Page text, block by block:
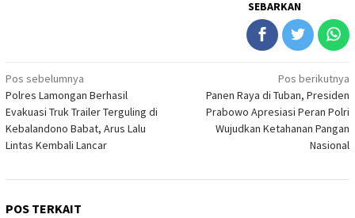
SEBARKAN
Navigasi
pos
Pos sebelumnya
Polres Lamongan Berhasil
Evakuasi Truk Trailer Terguling di
Kebalandono Babat, Arus Lalu
Lintas Kembali Lancar
Pos berikutnya
Panen Raya di Tuban, Presiden
Prabowo Apresiasi Peran Polri
Wujudkan Ketahanan Pangan
Nasional
POS TERKAIT